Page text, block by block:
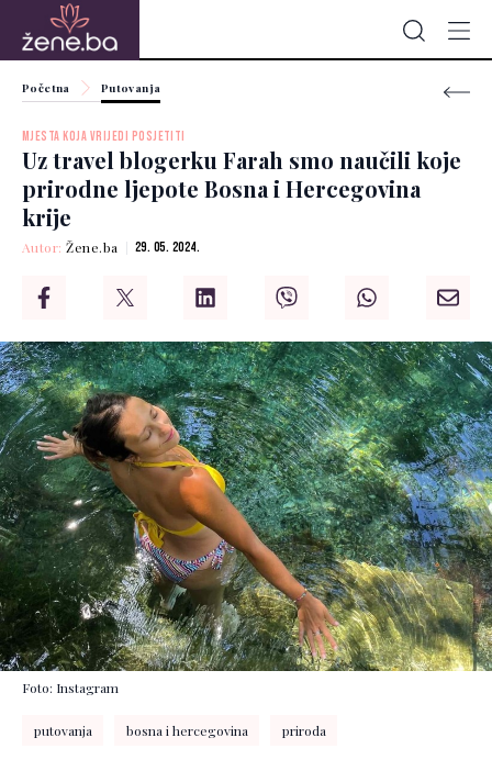
Početna Putovanja
MJESTA KOJA VRIJEDI POSJETITI
Uz travel blogerku Farah smo naučili koje
prirodne ljepote Bosna i Hercegovina
krije
Autor:Žene.ba 29. 05. 2024.
Foto: Instagram
putovanja bosna i hercegovina priroda